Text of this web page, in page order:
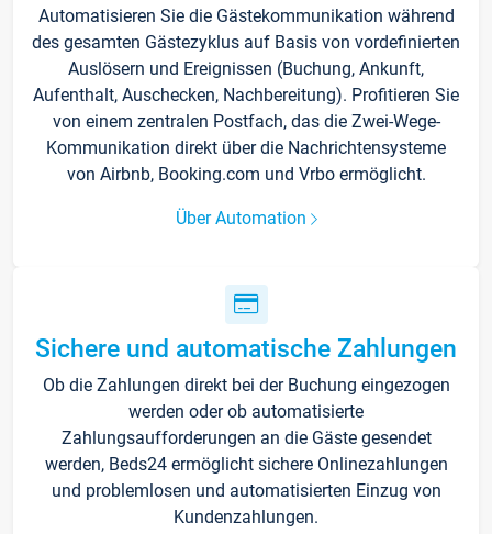
Automatisieren Sie die Gästekommunikation während
des gesamten Gästezyklus auf Basis von vordefinierten
Auslösern und Ereignissen (Buchung, Ankunft,
Aufenthalt, Auschecken, Nachbereitung). Profitieren Sie
von einem zentralen Postfach, das die Zwei-Wege-
Kommunikation direkt über die Nachrichtensysteme
von Airbnb, Booking.com und Vrbo ermöglicht.
Über Automation
Sichere und automatische Zahlungen
Ob die Zahlungen direkt bei der Buchung eingezogen
werden oder ob automatisierte
Zahlungsaufforderungen an die Gäste gesendet
werden, Beds24 ermöglicht sichere Onlinezahlungen
und problemlosen und automatisierten Einzug von
Kundenzahlungen.